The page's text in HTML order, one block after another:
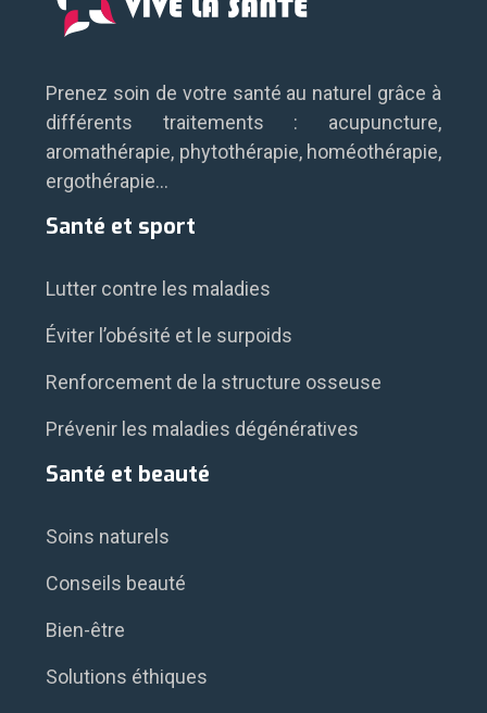
Prenez soin de votre santé au naturel grâce à
différents traitements : acupuncture,
aromathérapie, phytothérapie, homéothérapie,
ergothérapie…
Santé et sport
Lutter contre les maladies
Éviter l’obésité et le surpoids
Renforcement de la structure osseuse
Prévenir les maladies dégénératives
Santé et beauté
Soins naturels
Conseils beauté
Bien-être
Solutions éthiques